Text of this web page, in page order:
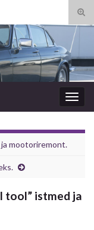
mootoriremont.
tool” istmed ja